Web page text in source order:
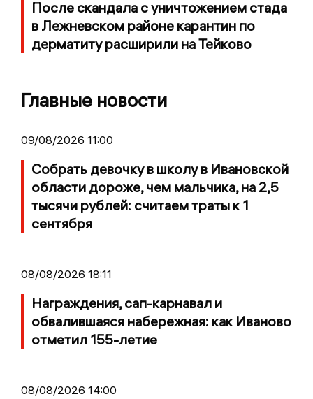
После скандала с уничтожением стада
в Лежневском районе карантин по
дерматиту расширили на Тейково
Главные новости
09/08/2026 11:00
Собрать девочку в школу в Ивановской
области дороже, чем мальчика, на 2,5
тысячи рублей: считаем траты к 1
сентября
08/08/2026 18:11
Награждения, сап-карнавал и
обвалившаяся набережная: как Иваново
отметил 155-летие
08/08/2026 14:00